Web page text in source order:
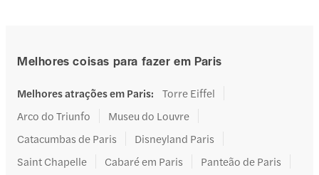
Melhores coisas para fazer em Paris
Melhores atrações em Paris:
Torre Eiffel
Arco do Triunfo
Museu do Louvre
Catacumbas de Paris
Disneyland Paris
Saint Chapelle
Cabaré em Paris
Panteão de Paris